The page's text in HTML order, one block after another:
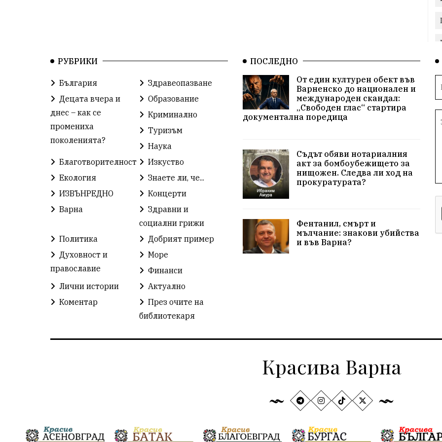
РУБРИКИ
България
Здравеопазване
Децата вчера и
днес – как се
промениха
поколенията?
Образование
Криминално
Туризъм
Наука
Благотворителност
Изкуство
Екология
Знаете ли, че...
ИЗВЪНРЕДНО
Концерти
Варна
Здравни и
социални грижи
Политика
Добрият пример
Духовност и
православие
Море
Финанси
Лични истории
Актуално
Коментар
През очите на
библиотекаря
ПОСЛЕДНО
От един културен обект във
Варненско до национален и
международен скандал:
„Свободен глас“ стартира
документална поредица
Съдът обяви нотариалния
акт за бомбоубежището за
нищожен. Следва ли ход на
прокуратурата?
Фентанил, смърт и
мълчание: знакови убийства
и във Варна?
Красива Варна